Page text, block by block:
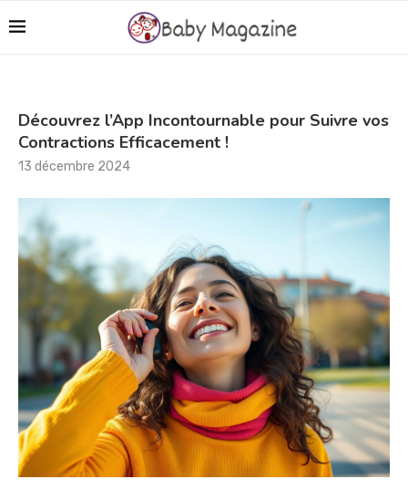
Découvrez l’App Incontournable pour Suivre vos
Contractions Efficacement !
13 décembre 2024